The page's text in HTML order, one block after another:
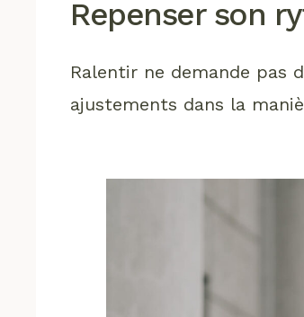
Repenser son
Ralentir ne demande pas
ajustements dans la